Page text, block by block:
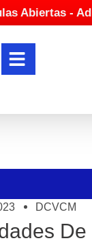
Abiertas -
DCVCM
De
de